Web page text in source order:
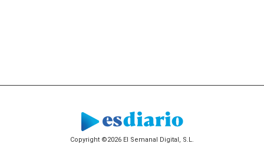
Copyright ©2026 El Semanal Digital, S.L.